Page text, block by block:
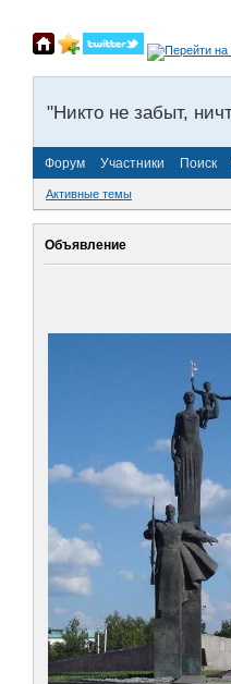
"Никто не забыт,
Форум Участники Поиск
Активные темы
Объявление